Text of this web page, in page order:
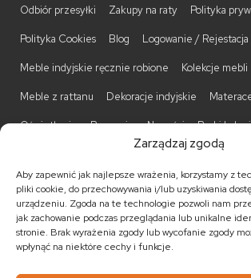
Zarządzaj zgodą
Aby zapewnić jak najlepsze wrażenia, korzystamy z
pliki cookie, do przechowywania i/lub uzyskiwania
urządzeniu. Zgoda na te technologie pozwoli nam
jak zachowanie podczas przeglądania lub unikalne
stronie. Brak wyrażenia zgody lub wycofanie zgody
wpłynąć na niektóre cechy i funkcje.
Odbiór przesyłki Zakupy na raty Polityka
Polityka Cookies Blog Logowanie / Rejestacja
Meble indyjskie ręcznie robione Kolekcje mebli
Meble z rattanu Dekoracje indyjskie
Oświetlenie Promocje Nowości Barki
Komody kolonialne
Kufry indyjskie Ławki kolonialne Łóżka
Parawany kolonialne Półki kolonialne Regały
Stojaki na CD Stoliki kawowe Stoliki nocne